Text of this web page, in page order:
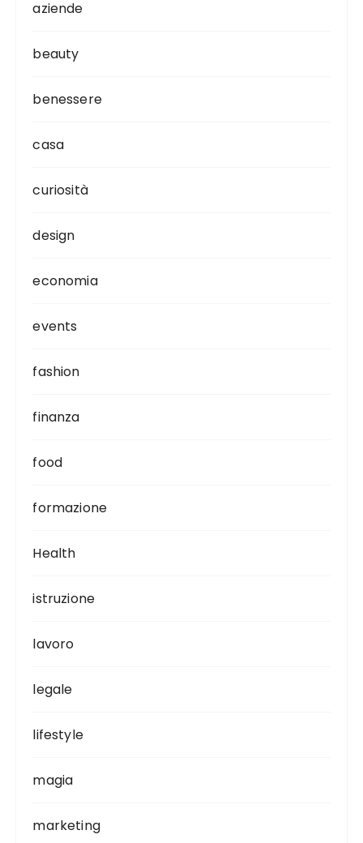
aziende
beauty
benessere
casa
curiosità
design
economia
events
fashion
finanza
food
formazione
Health
istruzione
lavoro
legale
lifestyle
magia
marketing